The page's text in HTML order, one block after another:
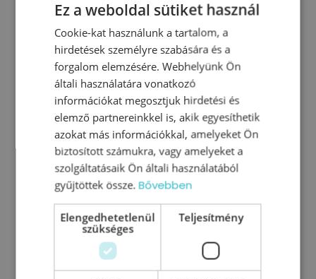
MEGNÉZEM A TEAMGUIDE
VEZETŐI AKADÉMIÁT
Kapcsolódó cikkeink
Ez a weboldal sütiket használ
Cookie-kat használunk a tartalom, a
hirdetések személyre szabására és a
forgalom elemzésére. Webhelyünk Ön
általi használatára vonatkozó
információkat megosztjuk hirdetési és
elemző partnereinkkel is, akik egyesíthetik
azokat más információkkal, amelyeket Ön
biztosított számukra, vagy amelyeket a
szolgáltatásaik Ön általi használatából
gyűjtöttek össze.Bővebben
Elengedhetetlenül
szükséges
Teljesítmény